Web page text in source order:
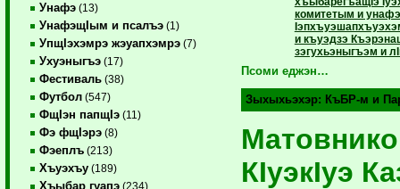
Унафэ (13)
УнафэщIым и псалъэ (1)
УпщIэхэмрэ жэуапхэмрэ (7)
Ухуэныгъэ (17)
Фестиваль (38)
Футбол (547)
ФщIэн папщIэ (11)
Фэ фщIэрэ (8)
Фэеплъ (213)
Хъуэхъу (189)
Хъыбар гуапэ (234)
комитетым и
и къуэдзэ
зэгухьэныгъэм и
Псоми еджэн…
Зыхыхьэхэр: КъБР-м и
КIуэкIуэ